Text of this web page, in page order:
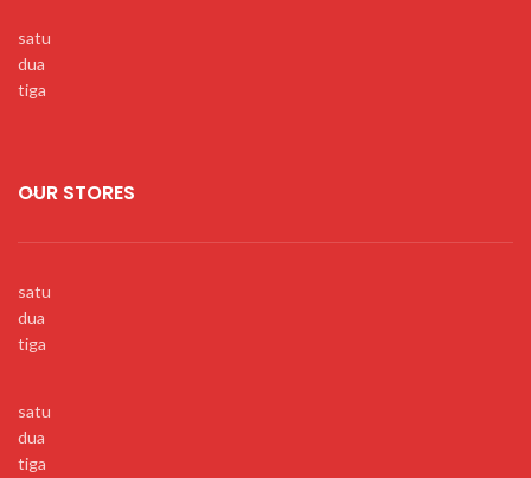
satu
dua
tiga
OUR STORES
satu
dua
tiga
satu
dua
tiga